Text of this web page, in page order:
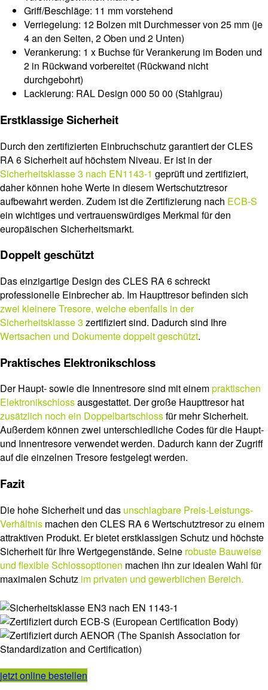
Griff/Beschläge: 11 mm vorstehend
Verriegelung: 12 Bolzen mit Durchmesser von 25 mm (je
4 an den Seiten, 2 Oben und 2 Unten)
Verankerung: 1 x Buchse für Verankerung im Boden und
2 in Rückwand vorbereitet (Rückwand nicht
durchgebohrt)
Lackierung: RAL Design 000 50 00 (Stahlgrau)
Erstklassige Sicherheit
Durch den zertifizierten Einbruchschutz garantiert der CLES
RA 6 Sicherheit auf höchstem Niveau. Er ist in der
Sicherheitsklasse 3 nach EN1143-1 geprüft und zertifiziert,
daher können hohe Werte in diesem Wertschutztresor
aufbewahrt werden. Zudem ist die Zertifizierung nach ECB-S
ein wichtiges und vertrauenswürdiges Merkmal für den
europäischen Sicherheitsmarkt.
Doppelt geschützt
Das einzigartige Design des CLES RA 6 schreckt
professionelle Einbrecher ab. Im Haupttresor befinden sich
zwei kleinere Tresore, welche ebenfalls in der
Sicherheitsklasse 3 zertifiziert sind. Dadurch sind Ihre
Wertsachen und Dokumente doppelt geschützt.
Praktisches Elektronikschloss
Der Haupt- sowie die Innentresore sind mit einempraktischen
Elektronikschlossausgestattet. Der große Haupttresor hat
zusätzlich noch ein Doppelbartschlossfür mehr Sicherheit.
Außerdem können zwei unterschiedliche Codes für die Haupt-
und Innentresore verwendet werden. Dadurch kann der Zugriff
auf die einzelnen Tresore festgelegt werden.
Fazit
Die hohe Sicherheit und das unschlagbare Preis-Leistungs-
Verhältnis machen den CLES RA 6 Wertschutztresor zu einem
attraktiven Produkt. Er bietet erstklassigen Schutz und höchste
Sicherheit für Ihre Wertgegenstände. Seine robuste Bauweise
und flexible Schlossoptionen machen ihn zur idealen Wahl für
maximalen Schutz im privaten und gewerblichen Bereich.
jetzt online bestellen